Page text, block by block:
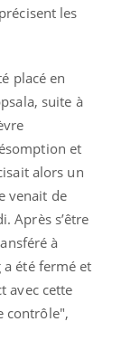
les
placé en
suite à
et
alors un
venait de
Après s’être
à
été fermé et
avec cette
contrôle",